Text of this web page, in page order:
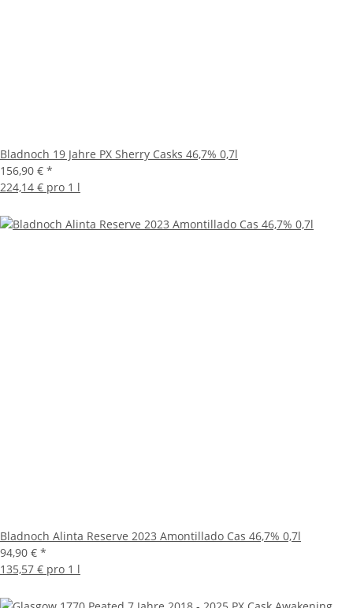
Bladnoch 19 Jahre PX Sherry Casks 46,7% 0,7l
156,90 € *
224,14 € pro 1 l
Bladnoch Alinta Reserve 2023 Amontillado Cas 46,7% 0,7l
94,90 € *
135,57 € pro 1 l